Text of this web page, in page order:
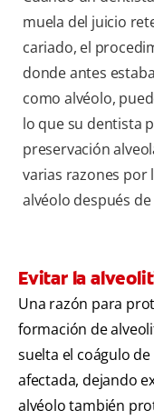
muela del juicio
cariado, el
donde antes
como alvéolo,
lo que su dentista
preservación
varias razones por
alvéolo después
Evitar la
Una razón para
formación de
suelta el coágulo
afectada, dejando
alvéolo también